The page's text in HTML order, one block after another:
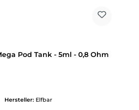
Pod Tank - 5ml - 0,8 Ohm
Hersteller: Elfbar